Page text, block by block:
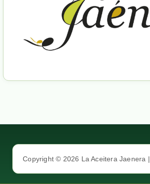
Copyright © 2026 La Aceitera Jaenera |